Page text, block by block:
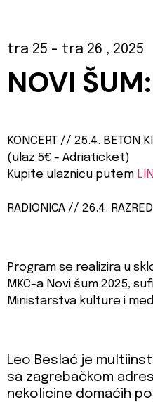
tra 25 - tra 26 , 2025
NOVI ŠUM:
KONCERT // 25.4. BETON
(ulaz 5€ - Adriaticket)
Kupite ulaznicu putem
RADIONICA // 26.4.
Program se realizira u
MKC-a Novi šum 2025,
Ministarstva kulture i
Leo Beslać je
sa zagrebačkom
nekolicine domaćih